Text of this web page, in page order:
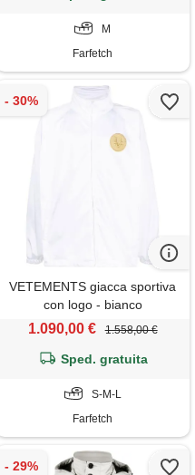
M
Farfetch
VETEMENTS giacca sportiva
con logo - bianco
1.090,00 € 1.558,00 €
Sped. gratuita
S-M-L
Farfetch